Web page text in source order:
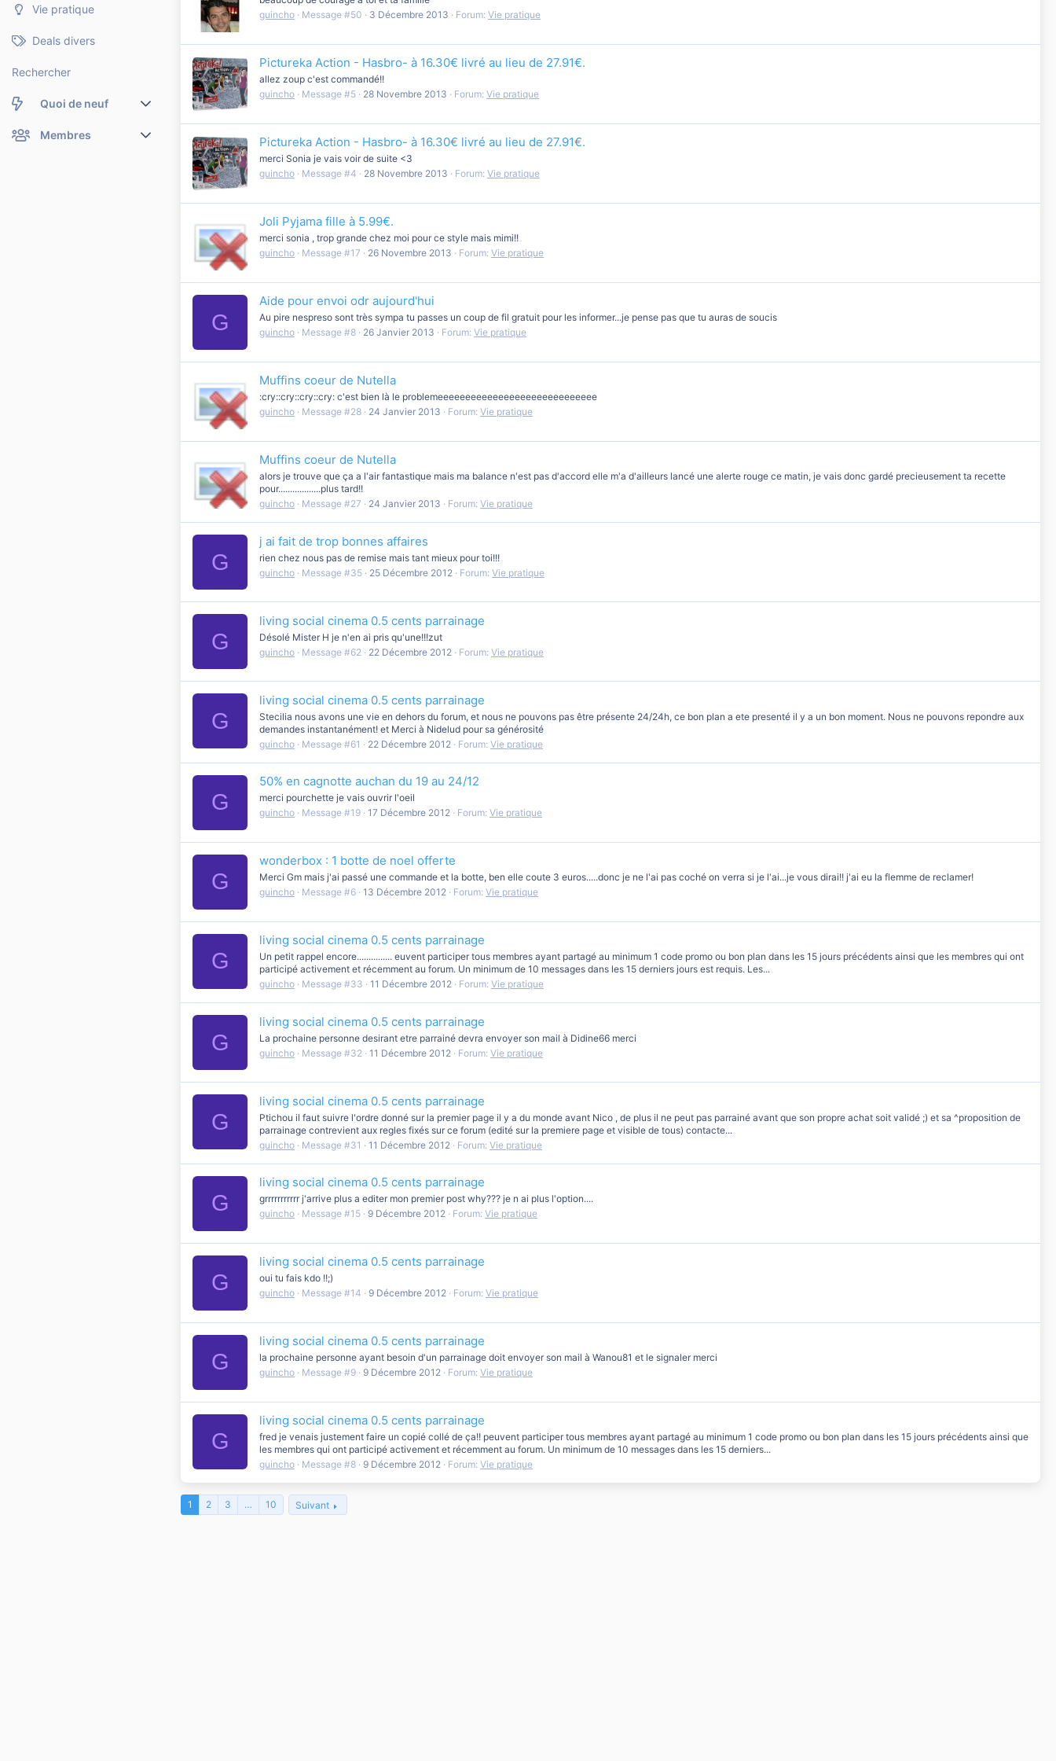
Vie pratique
Deals divers
Rechercher
Quoi de neuf
Nouveaux messages
Membres
guincho
Message #50 3 Décembre 2013 Forum: Vie pratique
Pictureka Action - Hasbro- à 16.30€ livré au lieu de 27.91€.
allez zoup c'est commandé!!
guincho
Message #5 28 Novembre 2013 Forum: Vie pratique
Pictureka Action - Hasbro- à 16.30€ livré au lieu de 27.91€.
merci Sonia je vais voir de suite <3
guincho
Message #4 28 Novembre 2013 Forum: Vie pratique
Joli Pyjama fille à 5.99€.
merci sonia , trop grande chez moi pour ce style mais mimi!!
guincho
Message #17 26 Novembre 2013 Forum: Vie pratique
G
Aide pour envoi odr aujourd'hui
Au pire nespreso sont très sympa tu passes un coup de fil gratuit pour les informer...je pense pas que tu auras de soucis
guincho
Message #8 26 Janvier 2013 Forum: Vie pratique
Muffins coeur de Nutella
:cry::cry::cry::cry: c'est bien là le problemeeeeeeeeeeeeeeeeeeeeeeeeeeeee
guincho
Message #28 24 Janvier 2013 Forum: Vie pratique
Muffins coeur de Nutella
alors je trouve que ça a l'air fantastique mais ma balance n'est pas d'accord elle m'a d'ailleurs lancé une alerte rouge ce matin, je vais donc gardé precieusement ta recette
pour..................plus tard!!
guincho
Message #27 24 Janvier 2013 Forum: Vie pratique
G
j ai fait de trop bonnes affaires
rien chez nous pas de remise mais tant mieux pour toi!!!
guincho
Message #35 25 Décembre 2012 Forum: Vie pratique
G
living social cinema 0.5 cents parrainage
Désolé Mister H je n'en ai pris qu'une!!!zut
guincho
Message #62 22 Décembre 2012 Forum: Vie pratique
G
living social cinema 0.5 cents parrainage
Stecilia nous avons une vie en dehors du forum, et nous ne pouvons pas être présente 24/24h, ce bon plan a ete presenté il y a un bon moment. Nous ne pouvons repondre aux
demandes instantanément! et Merci à Nidelud pour sa générosité
guincho
Message #61 22 Décembre 2012 Forum: Vie pratique
G
50% en cagnotte auchan du 19 au 24/12
merci pourchette je vais ouvrir l'oeil
guincho
Message #19 17 Décembre 2012 Forum: Vie pratique
G
wonderbox : 1 botte de noel offerte
Merci Gm mais j'ai passé une commande et la botte, ben elle coute 3 euros.....donc je ne l'ai pas coché on verra si je l'ai...je vous dirai!! j'ai eu la flemme de reclamer!
guincho
Message #6 13 Décembre 2012 Forum: Vie pratique
G
living social cinema 0.5 cents parrainage
Un petit rappel encore............... euvent participer tous membres ayant partagé au minimum 1 code promo ou bon plan dans les 15 jours précédents ainsi que les membres qui ont
participé activement et récemment au forum. Un minimum de 10 messages dans les 15 derniers jours est requis. Les...
guincho
Message #33 11 Décembre 2012 Forum: Vie pratique
G
living social cinema 0.5 cents parrainage
La prochaine personne desirant etre parrainé devra envoyer son mail à Didine66 merci
guincho
Message #32 11 Décembre 2012 Forum: Vie pratique
G
living social cinema 0.5 cents parrainage
Ptichou il faut suivre l'ordre donné sur la premier page il y a du monde avant Nico , de plus il ne peut pas parrainé avant que son propre achat soit validé ;) et sa ^proposition de
parrainage contrevient aux regles fixés sur ce forum (edité sur la premiere page et visible de tous) contacte...
guincho
Message #31 11 Décembre 2012 Forum: Vie pratique
G
living social cinema 0.5 cents parrainage
grrrrrrrrrrr j'arrive plus a editer mon premier post why??? je n ai plus l'option....
guincho
Message #15 9 Décembre 2012 Forum: Vie pratique
G
living social cinema 0.5 cents parrainage
oui tu fais kdo !!;)
guincho
Message #14 9 Décembre 2012 Forum: Vie pratique
G
living social cinema 0.5 cents parrainage
la prochaine personne ayant besoin d'un parrainage doit envoyer son mail à Wanou81 et le signaler merci
guincho
Message #9 9 Décembre 2012 Forum: Vie pratique
G
living social cinema 0.5 cents parrainage
fred je venais justement faire un copié collé de ça!! peuvent participer tous membres ayant partagé au minimum 1 code promo ou bon plan dans les 15 jours précédents ainsi que
les membres qui ont participé activement et récemment au forum. Un minimum de 10 messages dans les 15 derniers...
guincho
Message #8 9 Décembre 2012 Forum: Vie pratique
1 2 3 … 10 Suivant